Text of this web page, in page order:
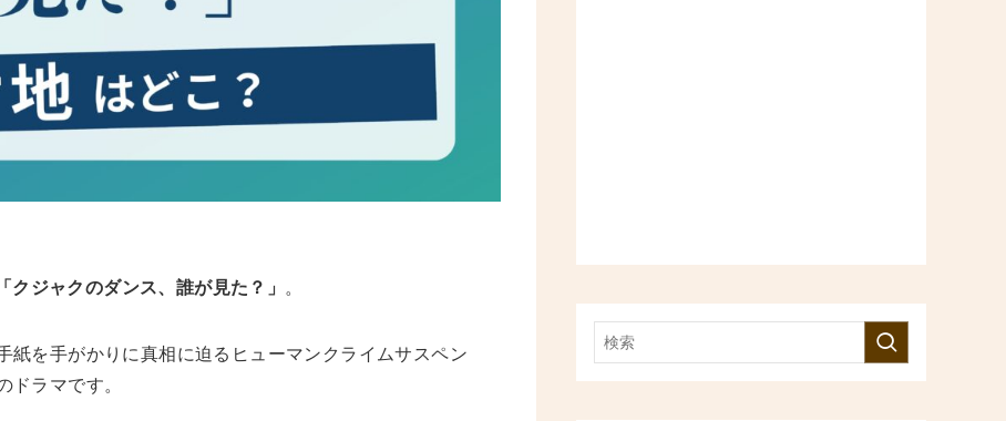
クジャクのダンス、誰が見た？」 。
紙を手がかりに真相に迫るヒューマンクライムサスペン
ドラマです。